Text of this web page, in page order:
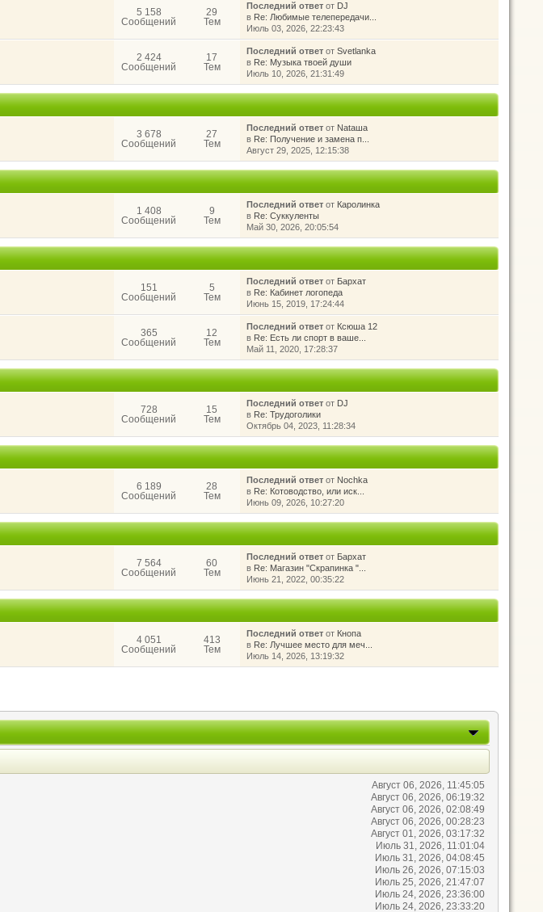
5 158
Сообщений
29
Тем
Последний ответот DJ
в Re: Любимые телепередачи...
Июль 03, 2026, 22:23:43
2 424
Сообщений
17
Тем
Последний ответот Svetlanka
в Re: Музыка твоей души
Июль 10, 2026, 21:31:49
3 678
Сообщений
27
Тем
Последний ответот Nataшa
в Re: Получение и замена п...
Август 29, 2025, 12:15:38
1 408
Сообщений
9
Тем
Последний ответот Каролинка
в Re: Суккуленты
Май 30, 2026, 20:05:54
151
Сообщений
5
Тем
Последний ответот Бархат
в Re: Кабинет логопеда
Июнь 15, 2019, 17:24:44
365
Сообщений
12
Тем
Последний ответот Ксюша 12
в Re: Есть ли спорт в ваше...
Май 11, 2020, 17:28:37
728
Сообщений
15
Тем
Последний ответот DJ
в Re: Трудоголики
Октябрь 04, 2023, 11:28:34
6 189
Сообщений
28
Тем
Последний ответот Nochka
в Re: Котоводство, или иск...
Июнь 09, 2026, 10:27:20
7 564
Сообщений
60
Тем
Последний ответот Бархат
в Re: Магазин "Скрапинка "...
Июнь 21, 2022, 00:35:22
4 051
Сообщений
413
Тем
Последний ответот Кнопа
в Re: Лучшее место для меч...
Июль 14, 2026, 13:19:32
Август 06, 2026, 11:45:05
Август 06, 2026, 06:19:32
Август 06, 2026, 02:08:49
Август 06, 2026, 00:28:23
Август 01, 2026, 03:17:32
Июль 31, 2026, 11:01:04
Июль 31, 2026, 04:08:45
Июль 26, 2026, 07:15:03
Июль 25, 2026, 21:47:07
Июль 24, 2026, 23:36:00
Июль 24, 2026, 23:33:20